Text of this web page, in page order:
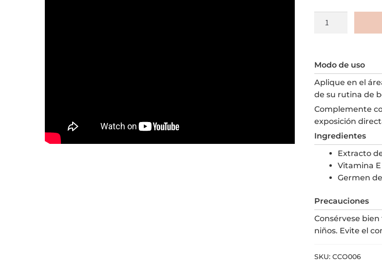
Caléndula
12
gr
Modo de uso
Aplique en el
de su rutina de
Complemente
exposición
Ingredientes
Extracto
Vitamina E
Germen
Precauciones
Consérvese
niños. Evite el
SKU: CCO006